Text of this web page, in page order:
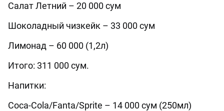
Салат Летний – 20 000 сум
Шоколадный чизкейк – 33 000 сум
Лимонад – 60 000 (1,2л)
Итого: 311 000 сум.
Напитки:
Coca-Cola/Fanta/Sprite – 14 000 сум (250мл)